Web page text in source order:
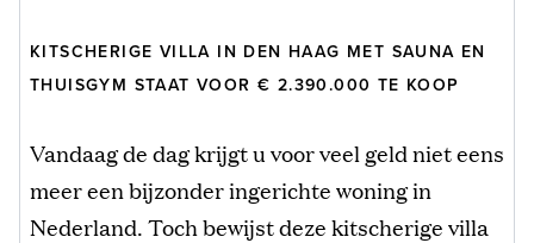
KITSCHERIGE VILLA IN DEN HAAG MET SAUNA EN
THUISGYM STAAT VOOR € 2.390.000 TE KOOP
Vandaag de dag krijgt u voor veel geld niet eens
meer een bijzonder ingerichte woning in
Nederland. Toch bewijst deze kitscherige villa